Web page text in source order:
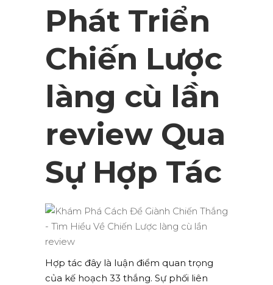
Phát Triển
Chiến Lược
làng cù lần
review Qua
Sự Hợp Tác
Hợp tác đây là luận điểm quan trọng
của kế hoạch 33 thắng. Sự phối liên